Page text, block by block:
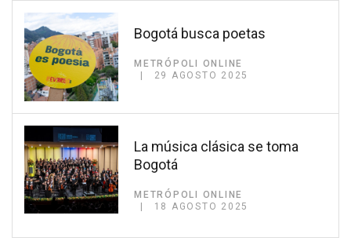
Bogotá busca poetas
METRÓPOLI ONLINE
29 AGOSTO 2025
La música clásica se toma
Bogotá
METRÓPOLI ONLINE
18 AGOSTO 2025